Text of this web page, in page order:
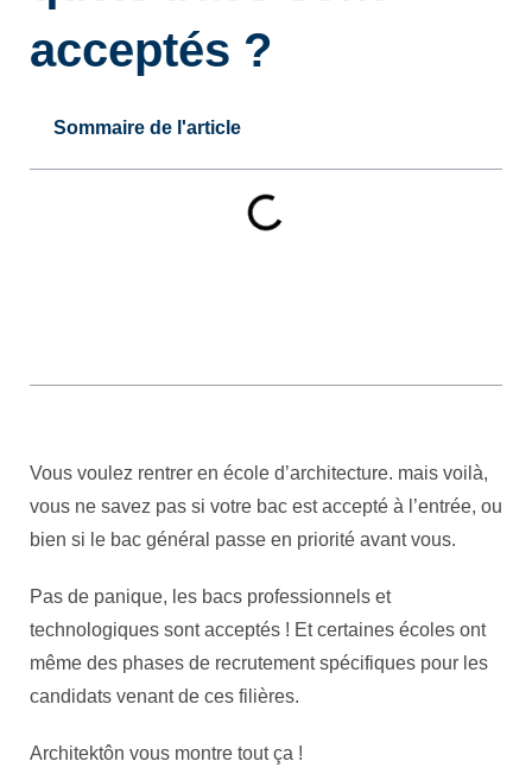
acceptés ?
Sommaire de l'article
Vous voulez rentrer en école d’architecture. mais voilà,
vous ne savez pas si votre bac est accepté à l’entrée, ou
bien si le bac général passe en priorité avant vous.
Pas de panique, les bacs professionnels et
technologiques sont acceptés ! Et certaines écoles ont
même des phases de recrutement spécifiques pour les
candidats venant de ces filières.
Architektôn vous montre tout ça !